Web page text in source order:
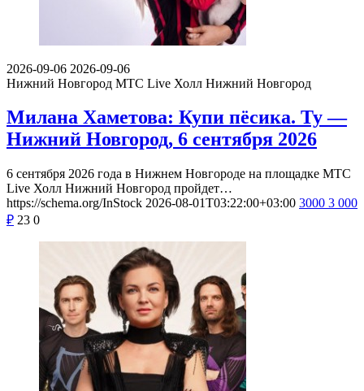
2026-09-06 2026-09-06
Нижний Новгород МТС Live Холл Нижний Новгород
Милана Хаметова: Купи пёсика. Ту —
Нижний Новгород, 6 сентября 2026
6 сентября 2026 года в Нижнем Новгороде на площадке МТС
Live Холл Нижний Новгород пройдет…
https://schema.org/InStock 2026-08-01T03:22:00+03:00 3000 3 000
₽ 23 0